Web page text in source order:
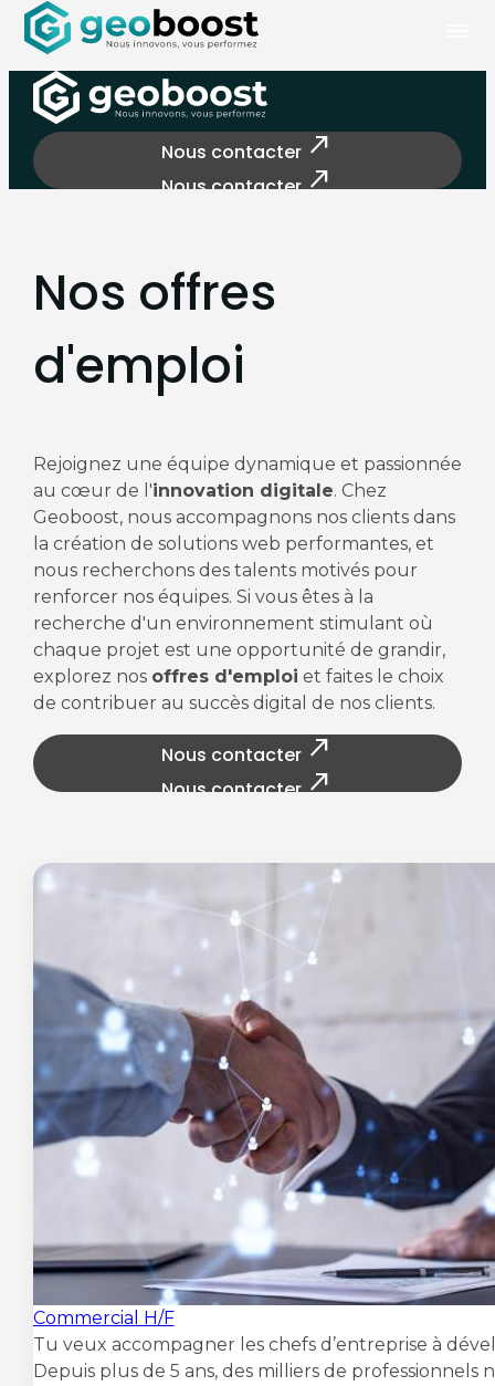
Nous contacter north_east
Nous contacternorth_east
Nos offres
d'emploi
Rejoignez une équipe dynamique et passionnée
au cœur de l'innovation digitale. Chez
Geoboost, nous accompagnons nos clients dans
la création de solutions web performantes, et
nous recherchons des talents motivés pour
renforcer nos équipes. Si vous êtes à la
recherche d'un environnement stimulant où
chaque projet est une opportunité de grandir,
explorez nos offres d'emploi et faites le choix
de contribuer au succès digital de nos clients.
Nous contacter north_east
Nous contacternorth_east
Commercial H/F
Tu veux accompagner les chefs d’entreprise à
Depuis plus de 5 ans, des milliers de professionnels
Panneau de gestion des cookies